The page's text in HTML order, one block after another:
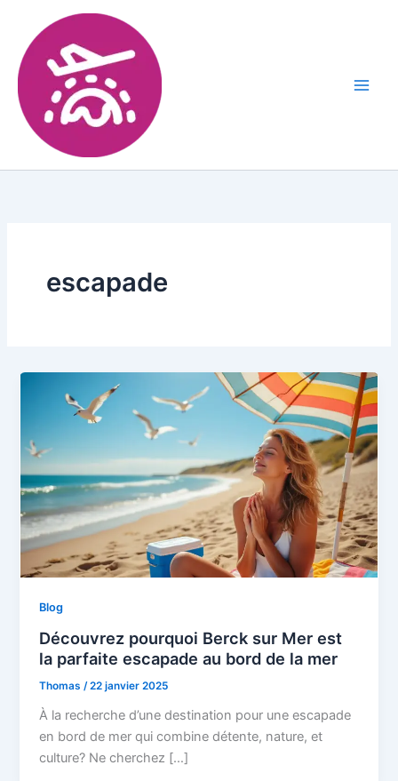
escapade
Blog
Découvrez pourquoi Berck sur Mer est
la parfaite escapade au bord de la mer
Thomas/22 janvier 2025
À la recherche d’une destination pour une escapade
en bord de mer qui combine détente, nature, et
culture? Ne cherchez […]